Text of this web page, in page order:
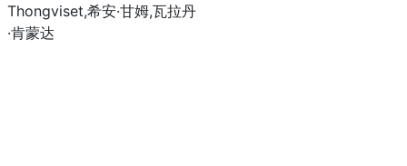
Thongviset,希安·甘姆,瓦拉丹
·肯蒙达